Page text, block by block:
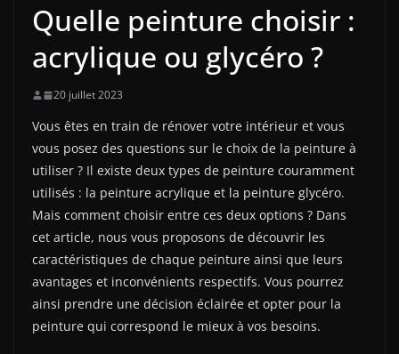
Quelle peinture choisir :
acrylique ou glycéro ?
20 juillet 2023
Vous êtes en train de rénover votre intérieur et vous
vous posez des questions sur le choix de la peinture à
utiliser ? Il existe deux types de peinture couramment
utilisés : la peinture acrylique et la peinture glycéro.
Mais comment choisir entre ces deux options ? Dans
cet article, nous vous proposons de découvrir les
caractéristiques de chaque peinture ainsi que leurs
avantages et inconvénients respectifs. Vous pourrez
ainsi prendre une décision éclairée et opter pour la
peinture qui correspond le mieux à vos besoins.